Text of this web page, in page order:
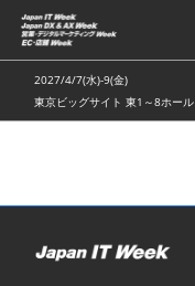
ス
キ
ッ
し
む
2027/4/7(水)-9(金)
東京ビッグサイト 東1～8ホール